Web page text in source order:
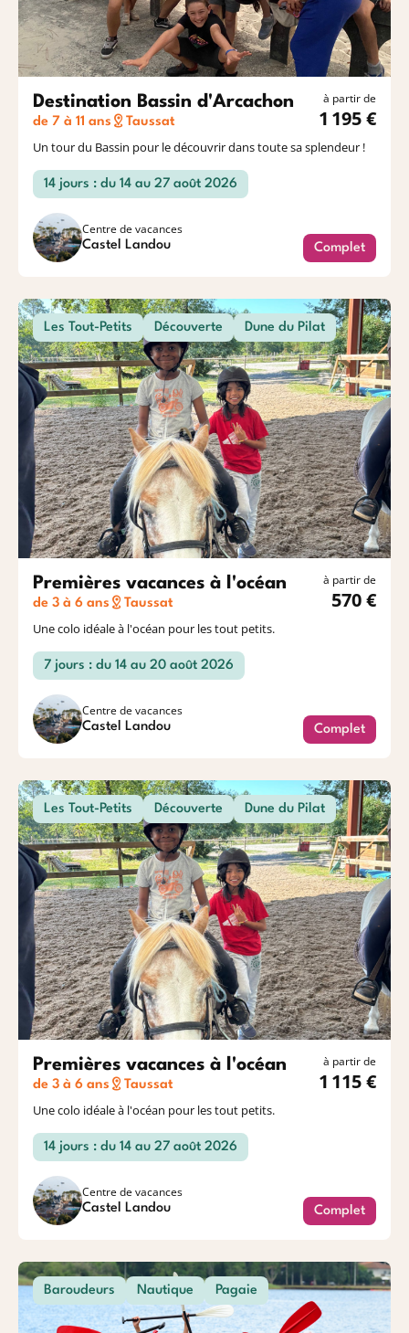
Destination Bassin d'Arcachon
de 7 à 11 ans Taussat
à partir de
1 195 €
Un tour du Bassin pour le découvrir dans toute sa splendeur !
14 jours : du 14 au 27 août 2026
Centre de vacances
Castel Landou Complet
Les Tout-Petits Découverte Dune du Pilat
Premières vacances à l'océan
de 3 à 6 ans Taussat
à partir de
570 €
Une colo idéale à l'océan pour les tout petits.
7 jours : du 14 au 20 août 2026
Centre de vacances
Castel Landou Complet
Les Tout-Petits Découverte Dune du Pilat
Premières vacances à l'océan
de 3 à 6 ans Taussat
à partir de
1 115 €
Une colo idéale à l'océan pour les tout petits.
14 jours : du 14 au 27 août 2026
Centre de vacances
Castel Landou Complet
Baroudeurs Nautique Pagaie